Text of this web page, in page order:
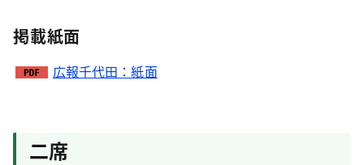
掲載紙面
広報千代田：紙面
二席